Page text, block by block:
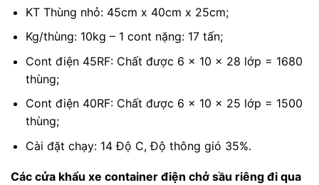
KT Thùng nhỏ: 45cm x 40cm x 25cm;
Kg/thùng: 10kg – 1 cont nặng: 17 tấn;
Cont điện 45RF: Chất được 6 x 10 x 28 lớp = 1680
thùng;
Cont điện 40RF: Chất được 6 x 10 x 25 lớp = 1500
thùng;
Cài đặt chạy: 14 Độ C, Độ thông gió 35%.
Các cửa khẩu xe container điện chở sầu riêng đi qua